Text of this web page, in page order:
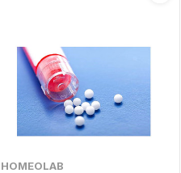
HOMEOLAB